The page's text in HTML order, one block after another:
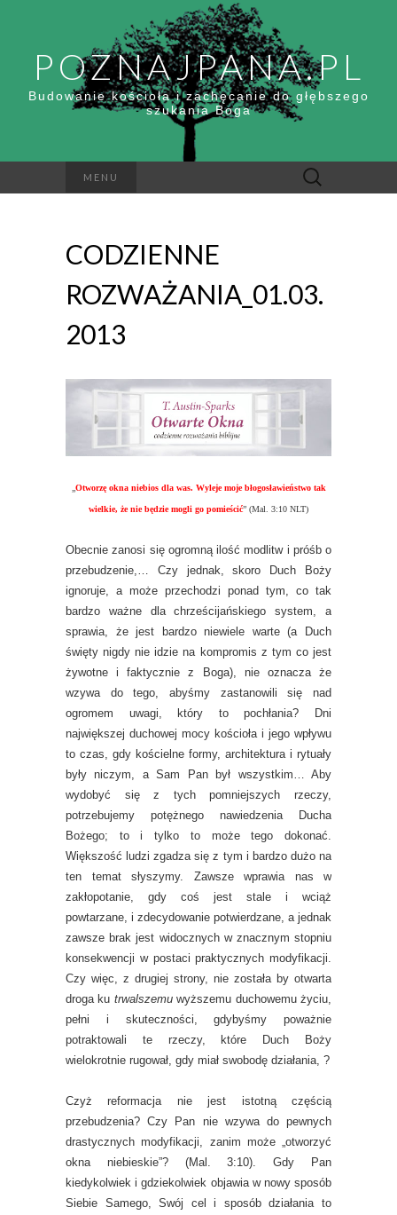
POZNAJPANA.PL
Budowanie kościoła i zachęcanie do głębszego
szukania Boga
MENU Szukaj:
CODZIENNE
ROZWAŻANIA_01.03.
2013
Otworzę okna niebios dla was. Wyleje moje błogosławieństwo tak
wielkie, że nie będzie mogli go pomieścić” (Mal. 3:10 NLT)
Obecnie zanosi się ogromną ilość modlitw i próśb o
przebudzenie,… Czy jednak, skoro Duch Boży
ignoruje, a może przechodzi ponad tym, co tak
bardzo ważne dla chrześcijańskiego system, a
sprawia, że jest bardzo niewiele warte (a Duch
święty nigdy nie idzie na kompromis z tym co jest
żywotne i faktycznie z Boga), nie oznacza że
wzywa do tego, abyśmy zastanowili się nad
ogromem uwagi, który to pochłania? Dni
największej duchowej mocy kościoła i jego wpływu
to czas, gdy kościelne formy, architektura i rytuały
były niczym, a Sam Pan był wszystkim… Aby
wydobyć się z tych pomniejszych rzeczy,
potrzebujemy potężnego nawiedzenia Ducha
Bożego; to i tylko to może tego dokonać.
Większość ludzi zgadza się z tym i bardzo dużo na
ten temat słyszymy. Zawsze wprawia nas w
zakłopotanie, gdy coś jest stale i wciąż
powtarzane, i zdecydowanie potwierdzane, a jednak
zawsze brak jest widocznych w znacznym stopniu
konsekwencji w postaci praktycznych modyfikacji.
Czy więc, z drugiej strony, nie została by otwarta
droga ku trwalszemuwyższemu duchowemu życiu,
pełni i skuteczności, gdybyśmy poważnie
potraktowali te rzeczy, które Duch Boży
wielokrotnie rugował, gdy miał swobodę działania, ?
Czyż reformacja nie jest istotną częścią
przebudzenia? Czy Pan nie wzywa do pewnych
drastycznych modyfikacji, zanim może „otworzyć
okna niebieskie”? (Mal. 3:10). Gdy Pan
kiedykolwiek i gdziekolwiek objawia w nowy sposób
Siebie Samego, Swój cel i sposób działania to